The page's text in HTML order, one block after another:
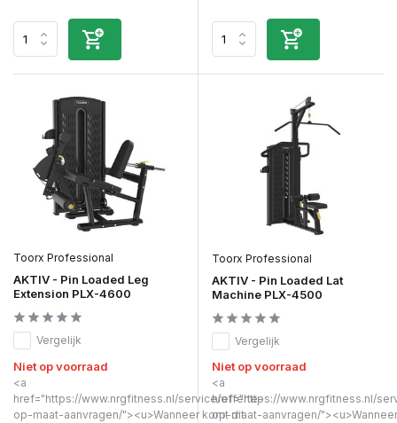
Toorx Professional
AKTIV - Pin Loaded Leg
Extension PLX-4600
Vergelijk
Niet op voorraad
<a
href="https://www.nrgfitness.nl/service/offerte-
op-maat-aanvragen/"><u>Wanneer komt dit
Toorx Professional
AKTIV - Pin Loaded Lat
Machine PLX-4500
Vergelijk
Niet op voorraad
<a
href="https://www.nrgfitness.nl/
op-maat-aanvragen/